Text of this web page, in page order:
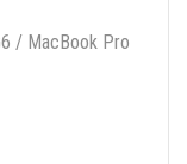
/ MacBook Pro